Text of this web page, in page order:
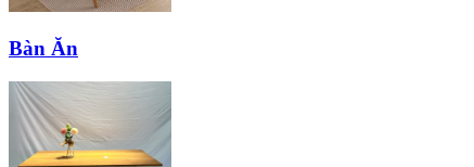
Bàn Ăn